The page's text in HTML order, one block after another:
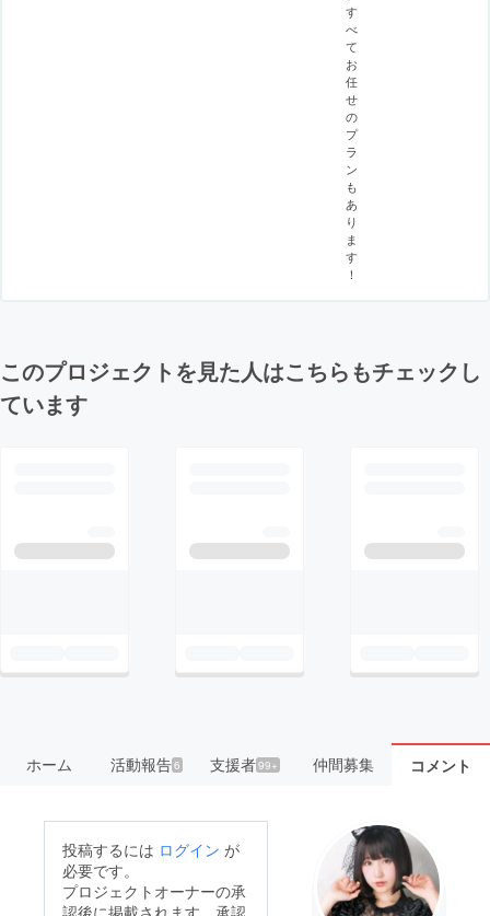
す
べ
て
お
任
せ
の
プ
ラ
ン
も
あ
り
ま
す
！
このプロジェクトを見た人はこちらもチェックし
ています
ホーム 活動報告6 支援者99+ 仲間募集 コメント
投稿するには ログイン が
必要です。
プロジェクトオーナーの承